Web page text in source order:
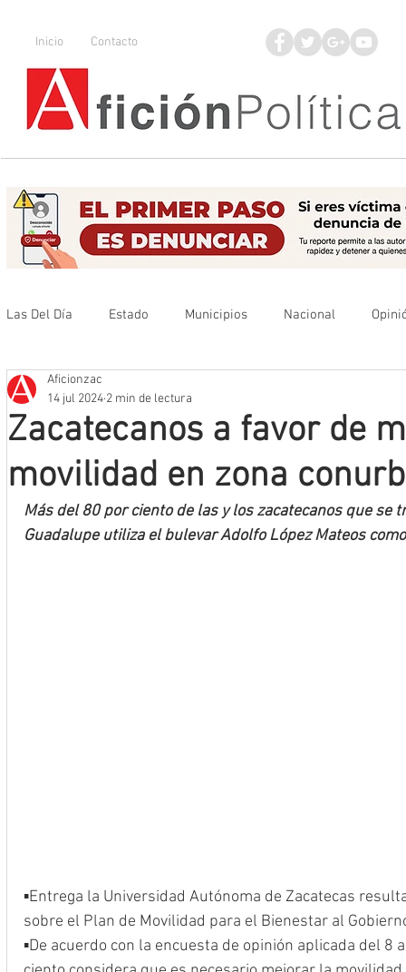
Inicio Contacto
Las Del Día Estado Municipios Nacional
Que no se olvide
Mineros LNBP
Zacatecanos a favor de
movilidad en zona
Aficionzac
14 jul 2024 2 min de lectura
Más del 80 por ciento de las y los zacatecanos que se
Guadalupe utiliza el bulevar Adolfo López Mateos
▪️Entrega la Universidad Autónoma de Zacatecas
sobre el Plan de Movilidad para el Bienestar al
▪️De acuerdo con la encuesta de opinión aplicada del